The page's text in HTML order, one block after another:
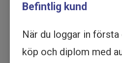
Köp - 1
Befintlig kund
När du loggar in
köp och diplom med